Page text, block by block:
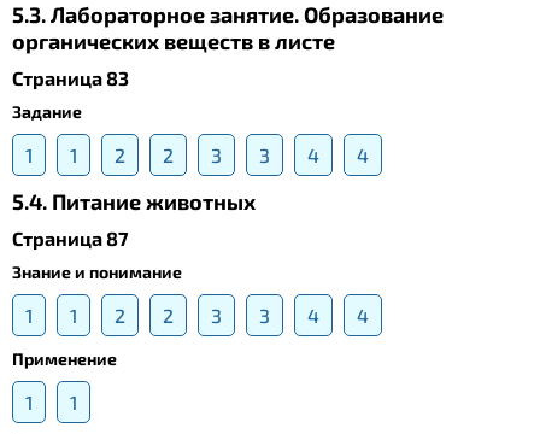
5.3. Лабораторное занятие. Образование
органических веществ в листе
Страница 83
Задание
1 1 2 2 3 3 4 4
5.4. Питание животных
Страница 87
Знание и понимание
1 1 2 2 3 3 4 4
Применение
1 1